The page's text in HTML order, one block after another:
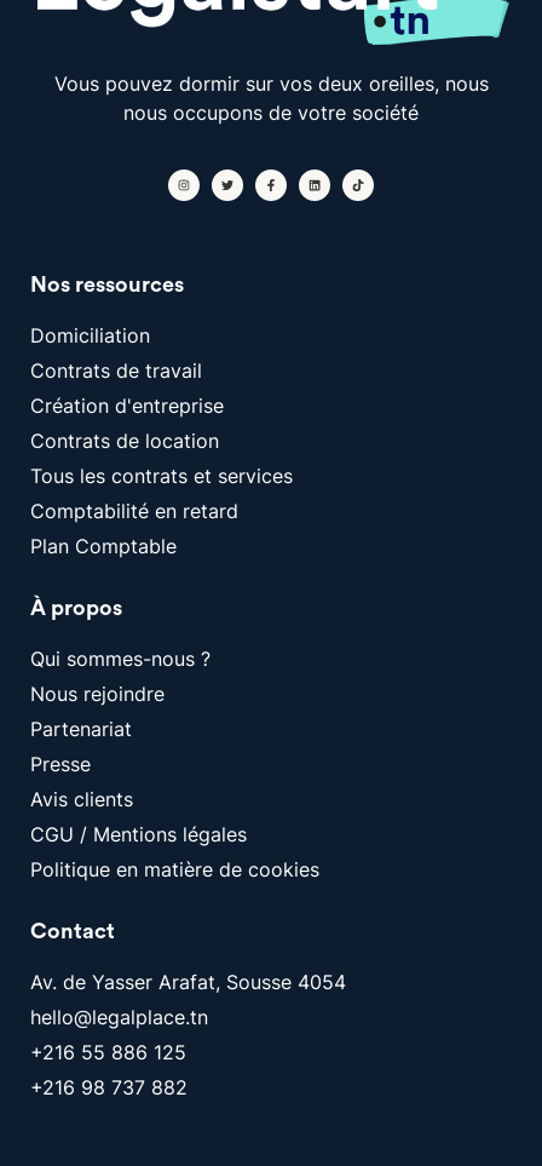
Vous pouvez dormir sur vos deux oreilles, nous
nous occupons de votre société
Nos ressources
Domiciliation
Contrats de travail
Création d'entreprise
Contrats de location
Tous les contrats et services
Comptabilité en retard
Plan Comptable
À propos
Qui sommes-nous ?
Nous rejoindre
Partenariat
Presse
Avis clients
CGU / Mentions légales
Politique en matière de cookies
Contact
Av. de Yasser Arafat, Sousse 4054
hello@legalplace.tn
+216 55 886 125
+216 98 737 882